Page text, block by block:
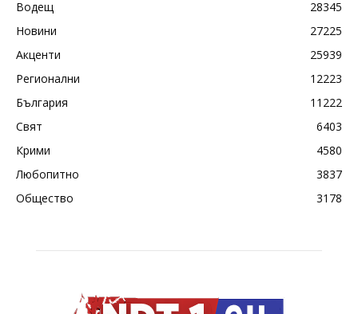
Водещ
28345
Новини
27225
Акценти
25939
Регионални
12223
България
11222
Свят
6403
Крими
4580
Любопитно
3837
Общество
3178